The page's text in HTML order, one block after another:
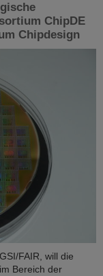
ChipDE
Chipdesign
FAIR, will die
Bereich der